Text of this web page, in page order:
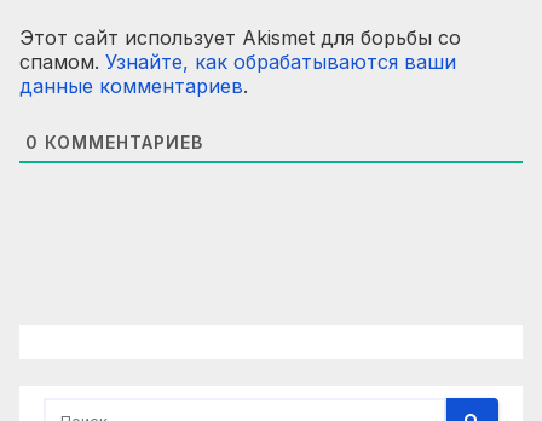
Этот сайт использует Akismet для борьбы со
спамом. Узнайте, как обрабатываются ваши
данные комментариев.
0 КОММЕНТАРИЕВ